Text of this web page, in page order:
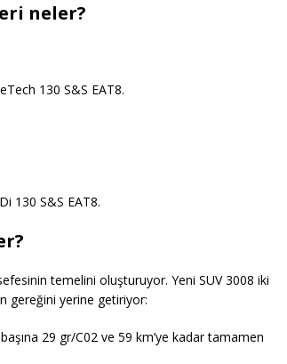
neler?
130 S&S EAT8.
130 S&S EAT8.
temelini oluşturuyor. Yeni SUV 3008 iki
gereğini yerine getiriyor:
29 gr/C02 ve 59 km’ye kadar tamamen